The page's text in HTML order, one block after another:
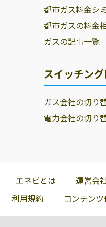
都市ガス料金シ
都市ガスの料金
ガスの記事一覧
スイッチン
ガス会社の切り
電力会社の切り
エネピとは 運営会
利用規約
コンテン